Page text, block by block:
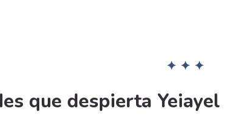
✦ ✦ ✦
que despierta Yeiayel